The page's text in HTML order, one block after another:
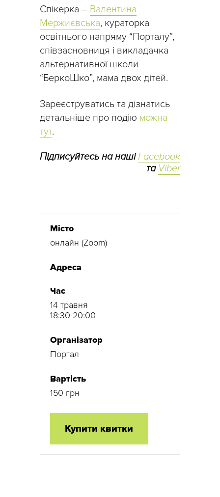
Спікерка – Валентина
Мержиєвська, кураторка
освітнього напряму “Порталу”,
співзасновниця і викладачка
альтернативної школи
“БеркоШко”, мама двох дітей.
Зареєструватись та дізнатись
детальніше про подію можна
тут.
Підписуйтесь на нашіFacebook
та Viber
Місто
онлайн (Zoom)
Адреса
Час
14 травня
18:30-20:00
Організатор
Портал
Вартість
150 грн
Купити квитки